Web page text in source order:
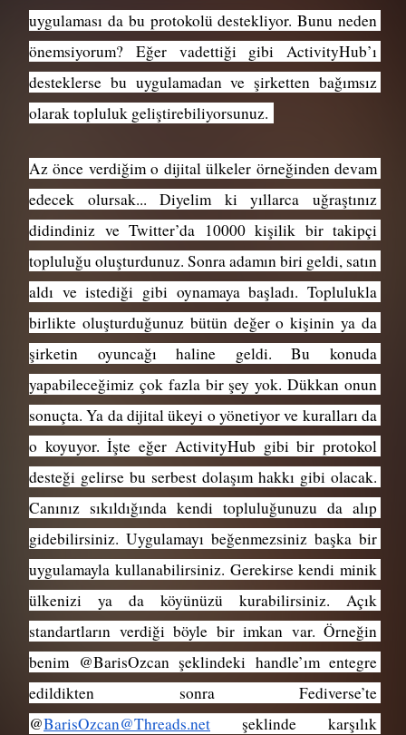
uygulaması da bu protokolü destekliyor. Bunu neden
önemsiyorum? Eğer vadettiği gibi ActivityHub’ı
desteklerse bu uygulamadan ve şirketten bağımsız
olarak topluluk geliştirebiliyorsunuz.
Az önce verdiğim o dijital ülkeler örneğinden devam
edecek olursak... Diyelim ki yıllarca uğraştınız
didindiniz ve Twitter’da 10000 kişilik bir takipçi
topluluğu oluşturdunuz. Sonra adamın biri geldi, satın
aldı ve istediği gibi oynamaya başladı. Toplulukla
birlikte oluşturduğunuz bütün değer o kişinin ya da
şirketin oyuncağı haline geldi. Bu konuda
yapabileceğimiz çok fazla bir şey yok. Dükkan onun
sonuçta. Ya da dijital ükeyi o yönetiyor ve kuralları da
o koyuyor. İşte eğer ActivityHub gibi bir protokol
desteği gelirse bu serbest dolaşım hakkı gibi olacak.
Canınız sıkıldığında kendi topluluğunuzu da alıp
gidebilirsiniz. Uygulamayı beğenmezsiniz başka bir
uygulamayla kullanabilirsiniz. Gerekirse kendi minik
ülkenizi ya da köyünüzü kurabilirsiniz. Açık
standartların verdiği böyle bir imkan var. Örneğin
benim @BarisOzcan şeklindeki handle’ım entegre
edildikten sonra Fediverse’te
@BarisOzcan@Threads.net şeklinde karşılık